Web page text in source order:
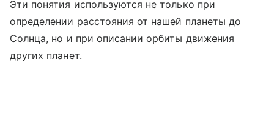
Эти понятия используются не только при
определении расстояния от нашей планеты до
Солнца, но и при описании орбиты движения
других планет.